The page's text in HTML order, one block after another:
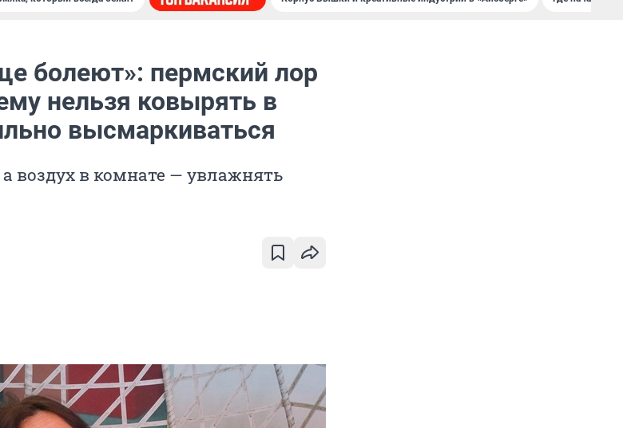
болеют»: пермский лор
нельзя ковырять в
высмаркиваться
воздух в комнате — увлажнять